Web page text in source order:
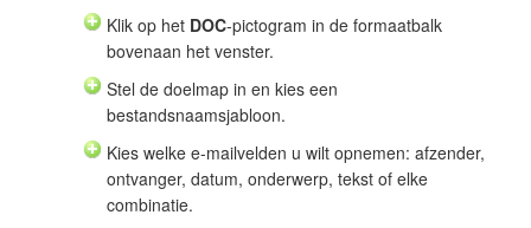
Klik op het DOC-pictogram in de formaatbalk
bovenaan het venster.
Stel de doelmap in en kies een
bestandsnaamsjabloon.
Kies welke e-mailvelden u wilt opnemen: afzender,
ontvanger, datum, onderwerp, tekst of elke
combinatie.